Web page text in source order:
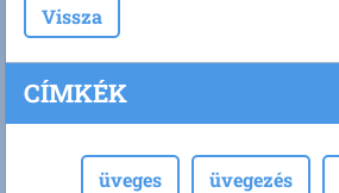
Vissza
CÍMKÉK
üveges üvegezés